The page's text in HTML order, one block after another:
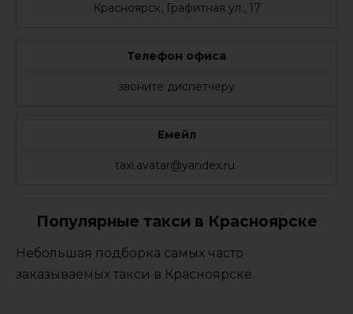
Красноярск, Графитная ул., 17
Телефон офиса
звоните диспетчеру
Емейл
taxi.avatar@yandex.ru
Популярные такси в Красноярске
Небольшая подборка самых часто
заказываемых такси в Красноярске.